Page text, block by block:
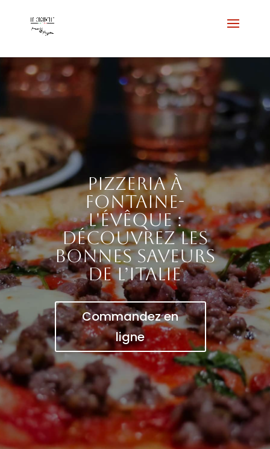
Pizzeria à
Fontaine-
l'Évêque :
découvrez les
bonnes saveurs
de l’Italie
Commandez en
ligne